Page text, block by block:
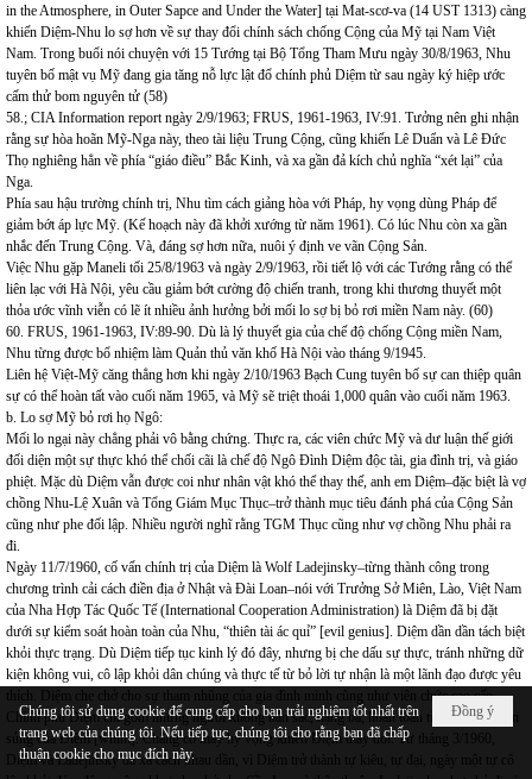
in the Atmosphere, in Outer Sapce and Under the Water] tại Mat-scơ-va (14 UST 1313) càng
khiến Diệm-Nhu lo sợ hơn về sự thay đổi chính sách chống Cộng của Mỹ tại Nam Việt
Nam. Trong buổi nói chuyện với 15 Tướng tại Bộ Tổng Tham Mưu ngày 30/8/1963, Nhu
tuyên bố mật vụ Mỹ đang gia tăng nỗ lực lật đổ chính phủ Diệm từ sau ngày ký hiệp ước
cấm thử bom nguyên tử (58)
58.; CIA Information report ngày 2/9/1963; FRUS, 1961-1963, IV:91. Tưởng nên ghi nhận
rằng sự hòa hoãn Mỹ-Nga này, theo tài liệu Trung Cộng, cũng khiến Lê Duẩn và Lê Đức
Thọ nghiêng hẳn về phía “giáo điều” Bắc Kinh, và xa gần đả kích chủ nghĩa “xét lại” của
Nga.
Phía sau hậu trường chính trị, Nhu tìm cách giảng hòa với Pháp, hy vọng dùng Pháp để
giảm bớt áp lực Mỹ. (Kế hoạch này đã khởi xướng từ năm 1961). Có lúc Nhu còn xa gần
nhắc đến Trung Cộng. Và, đáng sợ hơn nữa, nuôi ý định ve vãn Cộng Sản.
Việc Nhu gặp Maneli tối 25/8/1963 và ngày 2/9/1963, rồi tiết lộ với các Tướng rằng có thể
liên lạc với Hà Nội, yêu cầu giảm bớt cường độ chiến tranh, trong khi thương thuyết một
thỏa ước vĩnh viễn có lẽ ít nhiều ảnh hưởng bởi mối lo sợ bị bỏ rơi miền Nam này. (60)
60. FRUS, 1961-1963, IV:89-90. Dù là lý thuyết gia của chế độ chống Cộng miền Nam,
Nhu từng được bổ nhiệm làm Quản thủ văn khố Hà Nội vào tháng 9/1945.
Liên hệ Việt-Mỹ căng thẳng hơn khi ngày 2/10/1963 Bạch Cung tuyên bố sự can thiệp quân
sự có thể hoàn tất vào cuối năm 1965, và Mỹ sẽ triệt thoái 1,000 quân vào cuối năm 1963.
b. Lo sợ Mỹ bỏ rơi họ Ngô:
Mối lo ngại này chẳng phải vô bằng chứng. Thực ra, các viên chức Mỹ và dư luận thế giới
đối diện một sự thực khó thể chối cãi là chế độ Ngô Đình Diệm độc tài, gia đình trị, và giáo
phiệt. Mặc dù Diệm vẫn được coi như nhân vật khó thể thay thế, anh em Diệm–đặc biệt là vợ
chồng Nhu-Lệ Xuân và Tổng Giám Mục Thục–trở thành mục tiêu đánh phá của Cộng Sản
cũng như phe đối lập. Nhiều người nghĩ rằng TGM Thục cũng như vợ chồng Nhu phải ra
đi.
Ngày 11/7/1960, cố vấn chính trị của Diệm là Wolf Ladejinsky–từng thành công trong
chương trình cải cách điền địa ở Nhật và Đài Loan–nói với Trưởng Sở Miên, Lào, Việt Nam
của Nha Hợp Tác Quốc Tế (International Cooperation Administration) là Diệm đã bị đặt
dưới sự kiểm soát hoàn toàn của Nhu, “thiên tài ác quỉ” [evil genius]. Diệm dần dần tách biệt
khỏi thực trạng. Dù Diệm tiếp tục kinh lý đó đây, nhưng bị che dấu sự thực, tránh những dữ
kiện không vui, cô lập khỏi dân chúng và thực tế từ bỏ lời tự nhận là một lãnh đạo được yêu
thích. Diệm che chở cho sự tham nhũng của gia đình mình cũng như viên chức cao cấp.
Chính phủ Diệm chỉ gồm những người không bản sắc, hạng ba, hoàn toàn tùy thuộc vào ân
sủng của Diệm [whim]. Chẳng có mấy hy vọng khiến Diệm thay đổi. Từ tháng 3/1960,
Diệm và Ladejinsky đã xa cách nhau dần, vì Diệm trở thành tự kiêu, tự đại, ngày một tự cô
Đồng ý
Chúng tôi sử dụng cookie để cung cấp cho bạn trải nghiệm tốt nhất trên
trang web của chúng tôi. Nếu tiếp tục, chúng tôi cho rằng bạn đã chấp
thuận cookie cho mục đích này.